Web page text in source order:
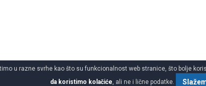
u razne svrhe kao što su funkcionalnost web stranice, što bolje
da koristimo kolačiće , ali ne i lične podatke.